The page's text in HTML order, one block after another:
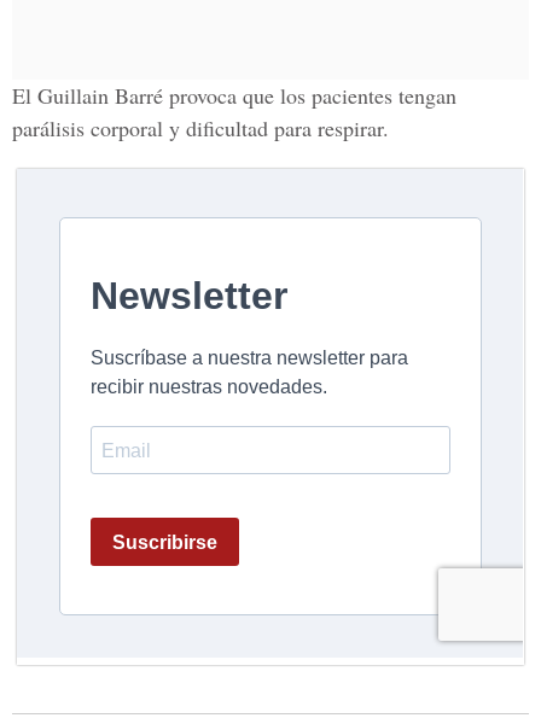
El Guillain Barré provoca que los pacientes tengan
parálisis corporal y dificultad para respirar.